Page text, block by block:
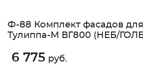
Ф-88 Комплект фасадов
Тулиппа-М ВГ800 (НЕБ/
6 775 руб.